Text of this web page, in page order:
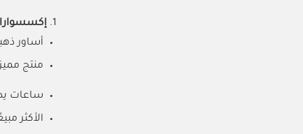
أساور
منتج
ساعات
الأكثر